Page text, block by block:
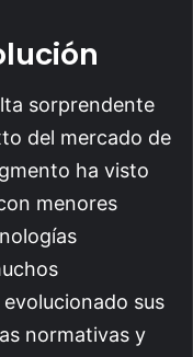
sorprendente
del mercado de
ha visto
menores
sus
normativas y